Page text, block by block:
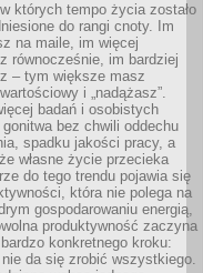
których tempo życia zostało
do rangi cnoty. Im
na maile, im więcej
równocześnie, im bardziej
– tym większe masz
i „nadążasz”.
badań i osobistych
bez chwili oddechu
spadku jakości pracy, a
własne życie przecieka
do tego trendu pojawia się
która nie polega na
gospodarowaniu energią,
produktywność zaczyna
konkretnego kroku:
da się zrobić wszystkiego.